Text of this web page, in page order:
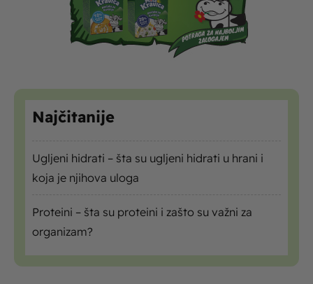
Najčitanije
Ugljeni hidrati – šta su ugljeni hidrati u hrani i
koja je njihova uloga
Proteini – šta su proteini i zašto su važni za
organizam?